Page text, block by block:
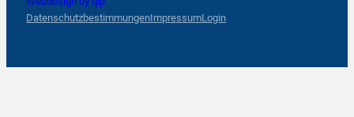
DatenschutzbestimmungenImpressumLogin